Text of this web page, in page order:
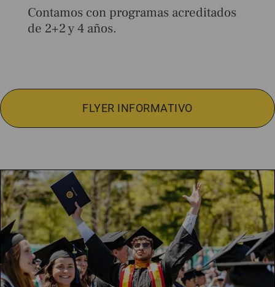
Contamos con programas acreditados
de 2+2 y 4 años.
FLYER INFORMATIVO